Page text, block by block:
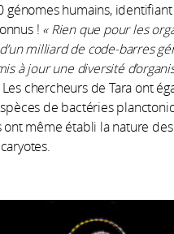
humains,
! « Rien que pour les
milliard de code-barres
à jour une diversité
chercheurs de Tara ont
de bactéries
même établi la nature